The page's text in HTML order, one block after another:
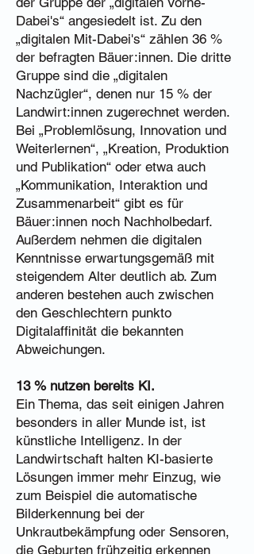
Dabei's“ angesiedelt ist. Zu den
„digitalen Mit-Dabei's“ zählen 36 %
der befragten Bäuer:innen. Die dritte
Gruppe sind die „digitalen
Nachzügler“, denen nur 15 % der
Landwirt:innen zugerechnet werden.
Bei „Problemlösung, Innovation und
Weiterlernen“, „Kreation, Produktion
und Publikation“ oder etwa auch
„Kommunikation, Interaktion und
Zusammenarbeit“ gibt es für
Bäuer:innen noch Nachholbedarf.
Außerdem nehmen die digitalen
Kenntnisse erwartungsgemäß mit
steigendem Alter deutlich ab. Zum
anderen bestehen auch zwischen
den Geschlechtern punkto
Digitalaffinität die bekannten
Abweichungen.
13 % nutzen bereits KI.
Ein Thema, das seit einigen Jahren
besonders in aller Munde ist, ist
künstliche Intelligenz. In der
Landwirtschaft halten KI-basierte
Lösungen immer mehr Einzug, wie
zum Beispiel die automatische
Bilderkennung bei der
Unkrautbekämpfung oder Sensoren,
die Geburten frühzeitig erkennen